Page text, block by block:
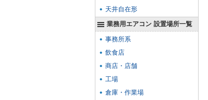
天井自在形
業務用エアコン 設置場所一覧
事務所系
飲食店
商店・店舗
工場
倉庫・作業場